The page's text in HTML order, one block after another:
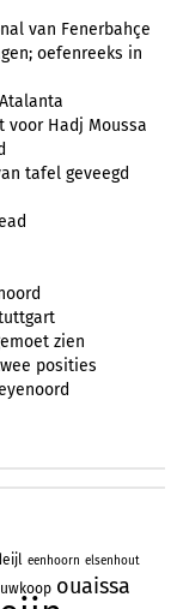
van Fenerbahçe
oefenreeks in
voor Hadj Moussa
tafel geveegd
zien
posities
eenhoorn elsenhout
ouaissa